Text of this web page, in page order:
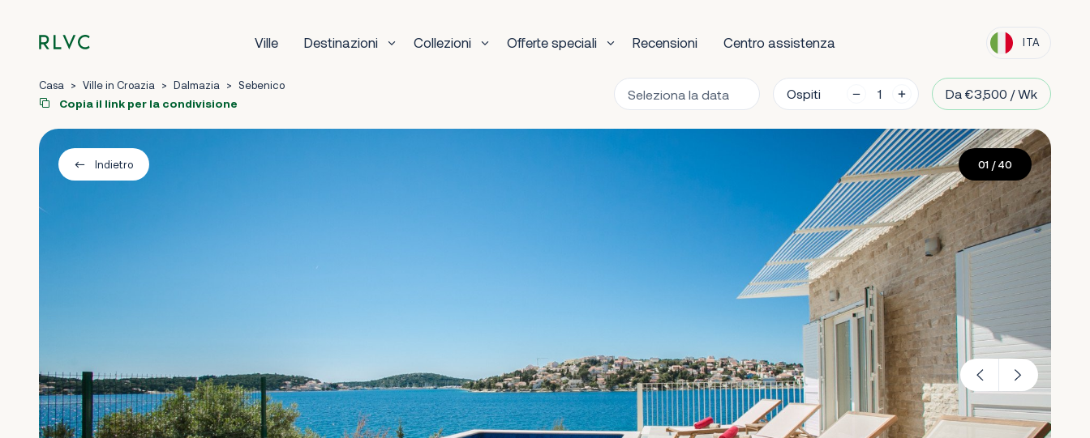
Ville Destinazioni Collezioni Offerte speciali Recensioni Centro assistenza ITA
Casa > Ville in Croazia > Dalmazia > Sebenico
Copia il link per la condivisione
Ospiti Da €3,500 / Wk
Indietro 01 / 40